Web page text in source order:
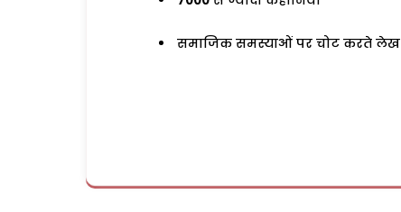
समाजिक समस्याओं पर चोट करते लेख